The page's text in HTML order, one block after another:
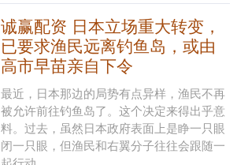
诚赢配资 日本立场重大转变，
已要求渔民远离钓鱼岛，或由
高市早苗亲自下令
最近，日本那边的局势有点异样，渔民不再
被允许前往钓鱼岛了。这个决定来得出乎意
料。过去，虽然日本政府表面上是睁一只眼
闭一只眼，但渔民和右翼分子往往会跟随一